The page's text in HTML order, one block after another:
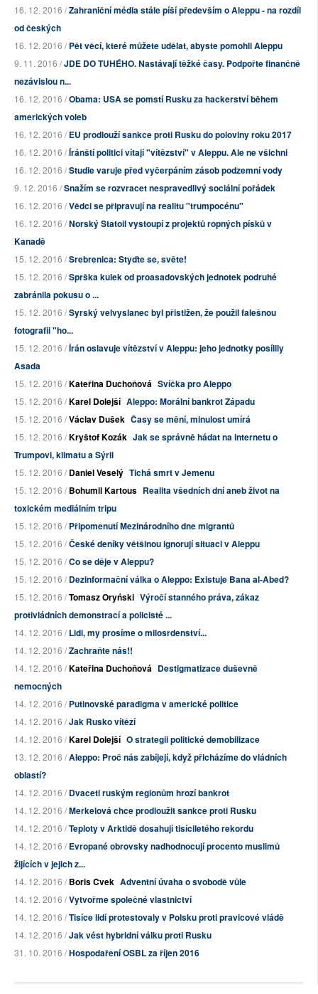
16. 12. 2016 /Zahraniční média stále píší především o Aleppu - na rozdíl
od českých
16. 12. 2016 /Pět věcí, které můžete udělat, abyste pomohli Aleppu
9. 11. 2016 /JDE DO TUHÉHO. Nastávají těžké časy. Podpořte finančně
nezávislou n...
16. 12. 2016 /Obama: USA se pomstí Rusku za hackerství během
amerických voleb
16. 12. 2016 /EU prodlouží sankce proti Rusku do poloviny roku 2017
16. 12. 2016 /Íránští politici vítají "vítězství" v Aleppu. Ale ne všichni
16. 12. 2016 /Studie varuje před vyčerpáním zásob podzemní vody
9. 12. 2016 /Snažím se rozvracet nespravedlivý sociální pořádek
16. 12. 2016 /Vědci se připravují na realitu "trumpocénu"
16. 12. 2016 /Norský Statoil vystoupí z projektů ropných písků v
Kanadě
15. 12. 2016 /Srebrenica: Styďte se, světe!
15. 12. 2016 /Sprška kulek od proasadovských jednotek podruhé
zabránila pokusu o ...
15. 12. 2016 /Syrský velvyslanec byl přistižen, že použil falešnou
fotografii "ho...
15. 12. 2016 /Írán oslavuje vítězství v Aleppu: jeho jednotky posílily
Asada
15. 12. 2016 /Kateřina Duchoňová Svíčka pro Aleppo
15. 12. 2016 /Karel Dolejší Aleppo: Morální bankrot Západu
15. 12. 2016 /Václav Dušek Časy se mění, minulost umírá
15. 12. 2016 /Kryštof Kozák Jak se správně hádat na internetu o
Trumpovi, klimatu a Sýrii
15. 12. 2016 /Daniel Veselý Tichá smrt v Jemenu
15. 12. 2016 /Bohumil Kartous Realita všedních dní aneb život na
toxickém mediálním tripu
15. 12. 2016 /Připomenutí Mezinárodního dne migrantů
15. 12. 2016 /České deníky většinou ignorují situaci v Aleppu
15. 12. 2016 /Co se děje v Aleppu?
15. 12. 2016 /Dezinformační válka o Aleppo: Existuje Bana al-Abed?
15. 12. 2016 /Tomasz Oryński Výročí stanného práva, zákaz
protivládních demonstrací a policisté ...
14. 12. 2016 /Lidi, my prosíme o milosrdenství...
14. 12. 2016 /Zachraňte nás!!
14. 12. 2016 /Kateřina Duchoňová Destigmatizace duševně
nemocných
14. 12. 2016 /Putinovské paradigma v americké politice
14. 12. 2016 /Jak Rusko vítězí
14. 12. 2016 /Karel Dolejší O strategii politické demobilizace
13. 12. 2016 /Aleppo: Proč nás zabíjejí, když přicházíme do vládních
oblastí?
14. 12. 2016 /Dvaceti ruským regionům hrozí bankrot
14. 12. 2016 /Merkelová chce prodloužit sankce proti Rusku
14. 12. 2016 /Teploty v Arktidě dosahují tisíciletého rekordu
14. 12. 2016 /Evropané obrovsky nadhodnocují procento muslimů
žijících v jejich z...
14. 12. 2016 /Boris Cvek Adventní úvaha o svobodě vůle
14. 12. 2016 /Vytvořme společné vlastnictví
14. 12. 2016 /Tisíce lidí protestovaly v Polsku proti pravicové vládě
14. 12. 2016 /Jak vést hybridní válku proti Rusku
31. 10. 2016 /Hospodaření OSBL za říjen 2016